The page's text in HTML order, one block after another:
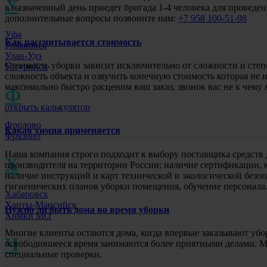
У
Уфа
Ульяновск
Улан-Удэ
Уссурийск
Ф
Фролово
Фрязино
Х
Хабаровск
Ханты-Мансийск
Химки МО
Ч
в назначенный день приедет бригада 1-4 человека для
дополнительные вопросы позвоните нам: +7 958 100-51-98
Как рассчитывается стоимость
Стоимость уборки зависит исключительно от сложности и
сложность объекта и озвучить конечную стоимость которая
максимально быстро расценим ваш заказ, звонок вас не к чему
открыть калькулятор
Какая химия применяется
Наша компания строго подходит к выбору поставщика
производителя на территории России; наличие
наличие инструкций и карт технической и экологической
гигиенических планов уборки помещения, обучение персонала.
Нужно ли быть дома во время уборки
Многие клиенты остаются дома, когда впервые заказывают
освободившееся время занимаются более приятными делами.
специальные проверки.